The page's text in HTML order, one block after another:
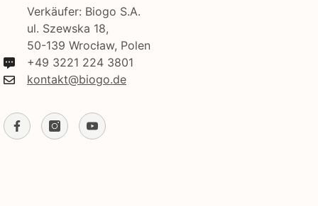
Verkäufer: Biogo S.A.
ul. Szewska 18,
50-139 Wrocław, Polen
+49 3221 224 3801
kontakt@biogo.de